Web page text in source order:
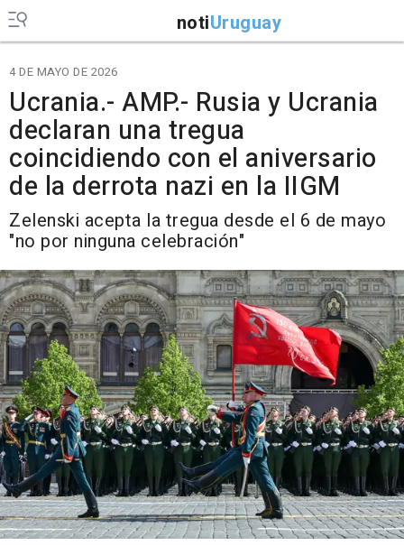
notiUruguay
4 DE MAYO DE 2026
Ucrania.- AMP.- Rusia y Ucrania
declaran una tregua
coincidiendo con el aniversario
de la derrota nazi en la IIGM
Zelenski acepta la tregua desde el 6 de mayo
"no por ninguna celebración"